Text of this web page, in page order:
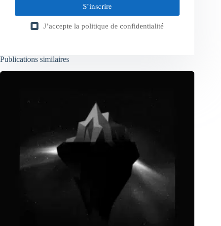
S’inscrire
J’accepte la politique de confidentialité
Publications similaires